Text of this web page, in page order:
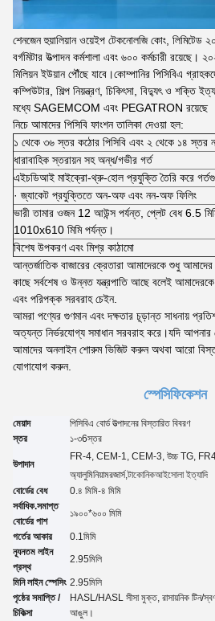
শেনজেন হুয়ালিয়ান ওয়েইপ টেকনোলজি কোং, লিমিটেড
বর্গমিটার উত্পাদন কর্মশালা এবং ৬০০ কর্মচারী রয়েছে।
মিলিয়ন ইউয়ান পৌঁছে যাবে।কোম্পানির পিসিবিএ
কম্পিউটার, শিল্প নিয়ন্ত্রণ, চিকিৎসা, বিদ্যুৎ ও শক্তি
মধ্যে SAGEMCOM এবং PEGATRON রয়েছে
নিচে আমাদের পিসিবি ফাংশন তালিকা দেওয়া হল:
১ থেকে ৩৬ স্তর কঠোর পিসিবি এবং ২ থেকে ১৪ স্তর
ধারাবাহিক স্তরায়ন সহ অন্ধ/গভীর গর্ত
এইচডিআই মাইক্রো-থ্রু-হোল প্রযুক্তি তৈরি করে
· জ্যাকেট প্রযুক্তিতে অন-অফ এবং নন-অফ ফিলিং
ভারী তামার ওজন 12 আউন্স পর্যন্ত, প্লেট বেধ 6.5
1010x610 মিমি পর্যন্ত।
বিশেষ উপকরণ এবং মিশ্র কাঠামো
আন্তর্জাতিক বাজারের ক্রেতারা আমাদেরকে শুধু
কাছে সর্বশেষ ও উন্নত যন্ত্রপাতি আছে বলেই
এবং পরিপক্ক সরবরাহ চেইন.
আমরা পণ্যের গুণমান এবং দক্ষতার চূড়ান্ত সাধনায়
অত্যন্ত নির্ভরযোগ্য সমাধান সরবরাহ করে।যদি
আমাদের অনলাইন শোরুম ভিজিট করুন অথবা আরো
যোগাযোগ করুন.
স্পেসিফিকেশন
মেয়াদ
পিসিবিএ বোর্ড উত্পাদনের বিস্তারিত বিবরণ
স্তর
১-৩6স্তর
উপাদান
FR-4, CEM-1, CEM-3, উচ্চ TG,
অ্যালুমিনিয়ামরজার্স,টাকোনিকআইসোলা ইত্যাদি
বোর্ডের বেধ
0.৪ মিমি-৪ মিমি
সর্বাধিক.সমাপ্ত
বোর্ডের পাশ
১৯০০*৬০০ মিমি
গর্তের আকার 0. 1 মিমি
ন্যূনতম লাইন
প্রস্থ
2.95মিলি
মিনি লাইন স্পেসিং 2.95মিলি
পৃষ্ঠের সমাপ্তি /
চিকিত্সা
HASL/HASL সীসা মুক্ত, রাসায়নিক টিন/
আঙুল।